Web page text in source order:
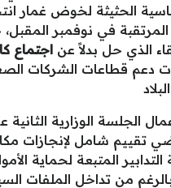
الحثيثة لخوض غمار
في نوفمبر
الذي حل بدلاً عن اجتماع
دعم قطاعات الشركات
الجلسة الوزارية الثانية
تقييم شامل لإنجازات
المتبعة لحماية
من تداخل الملفات